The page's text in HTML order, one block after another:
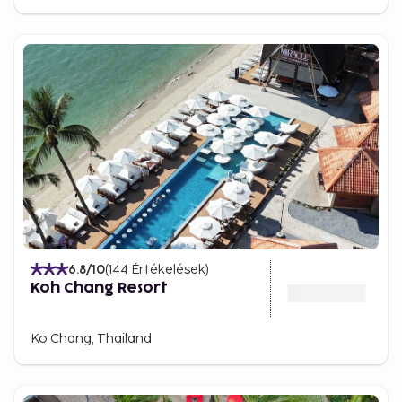
trip ends. Its combination of nearly untouched
nature, hospitality, and comfort makes it truly
unique. For those looking to go beyond the beaten
tourist path while still enjoying good food, beautiful
beaches, and plenty of activities, Koh Chang is an
obvious choice. Here, you’ll find tranquility and
adventure – and maybe even a piece of paradise to
call your own.
6.8/10(144 Értékelések)
Koh Chang Resort
Ko Chang, Thailand